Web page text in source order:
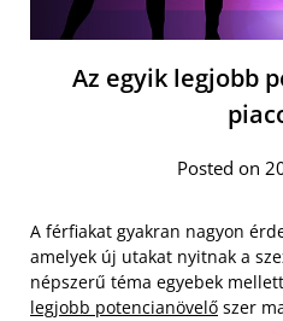
Az egyik legjobb
Posted on
A férfiakat gyakran nagyon
amelyek új utakat nyitnak a
népszerű téma egyebek
legjobb potencianövelő szer